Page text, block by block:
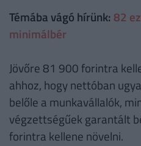
Témába vágó hírünk: 82
minimálbér
Jövőre 81 900 forintra
ahhoz, hogy nettóban
belőle a munkavállalók,
végzettségűek garantált
forintra kellene növelni.